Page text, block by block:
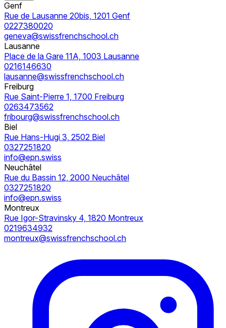
Genf
Rue de Lausanne 20bis, 1201 Genf
0227380020
geneva@swissfrenchschool.ch
Lausanne
Place de la Gare 11A, 1003 Lausanne
0216146630
lausanne@swissfrenchschool.ch
Freiburg
Rue Saint-Pierre 1, 1700 Freiburg
0263473562
fribourg@swissfrenchschool.ch
Biel
Rue Hans-Hugi 3, 2502 Biel
0327251820
info@epn.swiss
Neuchâtel
Rue du Bassin 12, 2000 Neuchâtel
0327251820
info@epn.swiss
Montreux
Rue Igor-Stravinsky 4, 1820 Montreux
0219634932
montreux@swissfrenchschool.ch